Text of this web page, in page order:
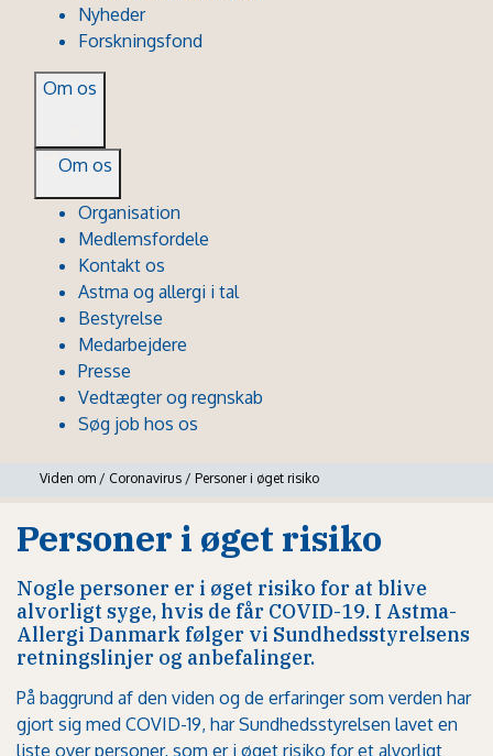
Nyheder
Forskningsfond
Om os
Om os
Organisation
Medlemsfordele
Kontakt os
Astma og allergi i tal
Bestyrelse
Medarbejdere
Presse
Vedtægter og regnskab
Søg job hos os
Viden om / Coronavirus / Personer i øget risiko
Personer i øget risiko
Nogle personer er i øget risiko for at blive
alvorligt syge, hvis de får COVID-19. I Astma-
Allergi Danmark følger vi Sundhedsstyrelsens
retningslinjer og anbefalinger.
På baggrund af den viden og de erfaringer som verden har
gjort sig med COVID-19, har Sundhedsstyrelsen lavet en
liste over personer, som er i øget risiko for et alvorligt